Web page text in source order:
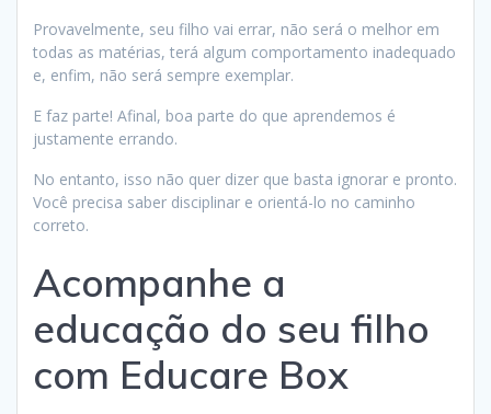
Provavelmente, seu filho vai errar, não será o melhor em
todas as matérias, terá algum comportamento inadequado
e, enfim, não será sempre exemplar.
E faz parte! Afinal, boa parte do que aprendemos é
justamente errando.
No entanto, isso não quer dizer que basta ignorar e pronto.
Você precisa saber disciplinar e orientá-lo no caminho
correto.
Acompanhe a
educação do seu filho
com Educare Box